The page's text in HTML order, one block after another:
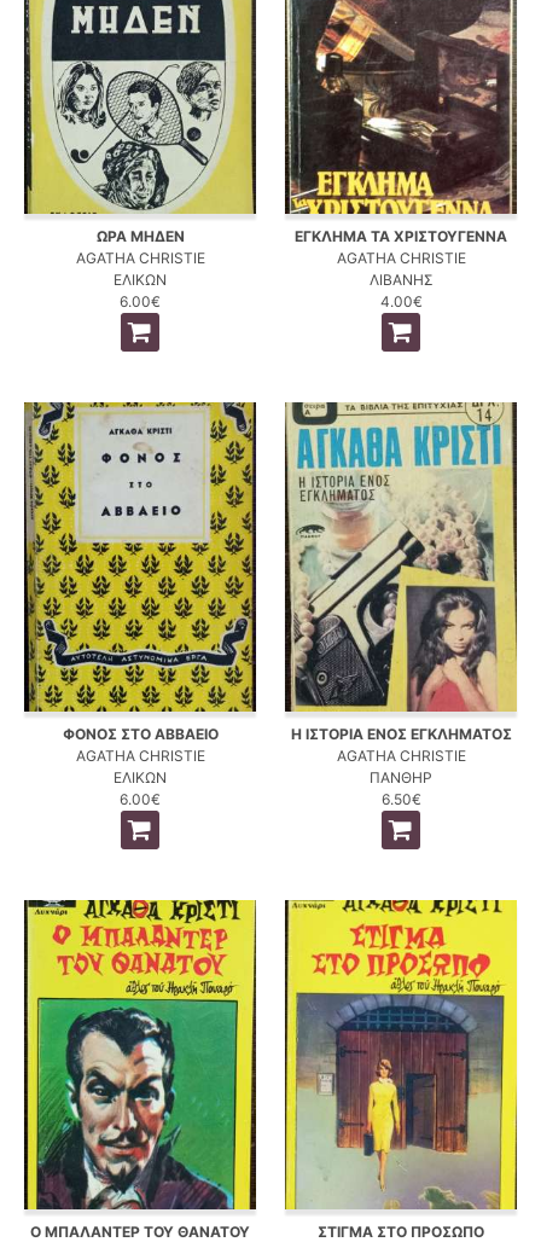
ΩΡΑ ΜΗΔΕΝ
AGATHA CHRISTIE
ΕΛΙΚΩΝ
6.00€
ΕΓΚΛΗΜΑ ΤΑ ΧΡΙΣΤΟΥΓΕΝΝΑ
AGATHA CHRISTIE
ΛΙΒΑΝΗΣ
4.00€
ΦΟΝΟΣ ΣΤΟ ΑΒΒΑΕΙΟ
AGATHA CHRISTIE
ΕΛΙΚΩΝ
6.00€
Η ΙΣΤΟΡΙΑ ΕΝΟΣ ΕΓΚΛΗΜΑΤΟΣ
AGATHA CHRISTIE
ΠΑΝΘΗΡ
6.50€
Ο ΜΠΑΛΑΝΤΕΡ ΤΟΥ ΘΑΝΑΤΟΥ
ΣΤΙΓΜΑ ΣΤΟ ΠΡΟΣΩΠΟ